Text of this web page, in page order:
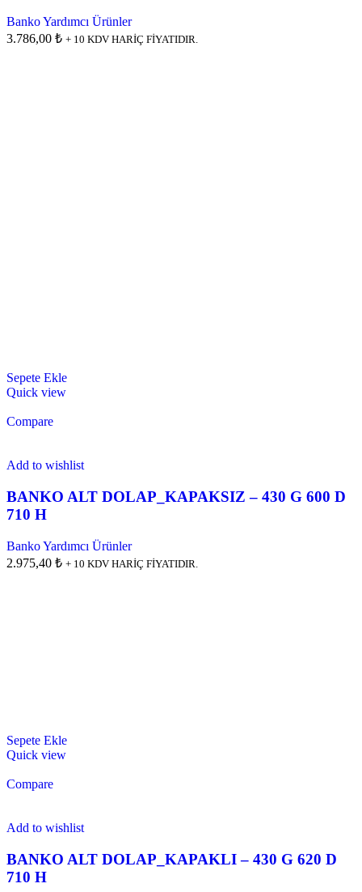
Banko Yardımcı Ürünler
3.786,00 ₺ + 10 KDV HARİÇ FİYATIDIR.
Sepete Ekle
Quick view
Compare
Add to wishlist
BANKO ALT DOLAP_KAPAKSIZ – 430 G 600 D
710 H
Banko Yardımcı Ürünler
2.975,40 ₺ + 10 KDV HARİÇ FİYATIDIR.
Sepete Ekle
Quick view
Compare
Add to wishlist
BANKO ALT DOLAP_KAPAKLI – 430 G 620 D
710 H